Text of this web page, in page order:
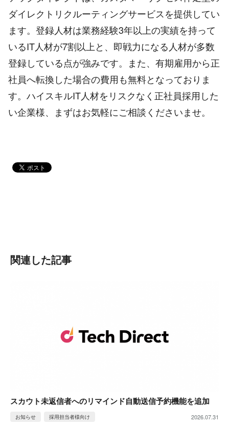
ダイレクトリクルーティングサービスを提供してい
ます。登録人材は業務経験3年以上の実績を持って
いるIT人材が7割以上と、即戦力になる人材が多数
登録している点が強みです。また、有期雇用から正
社員へ転換した場合の費用も無料となっておりま
す。ハイスキルIT人材をリスクなく正社員採用した
い企業様、まずはお気軽にご相談くださいませ。
関連した記事
スカウト未返信者へのリマインド自動送信予約機能を追加
お知らせ 採用担当者様向け 2026.07.31